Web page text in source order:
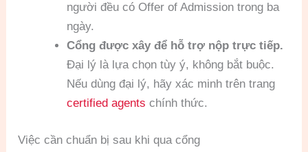
người đều có Offer of Admission trong ba
ngày.
Cổng được xây để hỗ trợ nộp trực tiếp.
Đại lý là lựa chọn tùy ý, không bắt buộc.
Nếu dùng đại lý, hãy xác minh trên trang
certified agents chính thức.
Việc cần chuẩn bị sau khi qua cổng